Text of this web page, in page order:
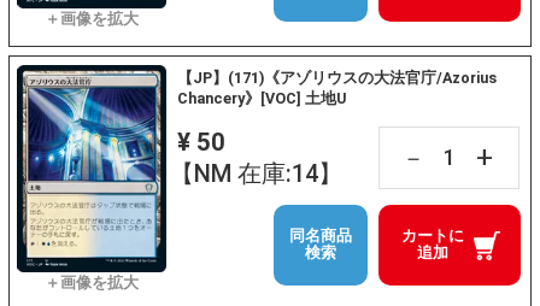
【JP】(171)《アゾリウスの大法官庁/Azorius
Chancery》[VOC] 土地U
¥ 50
【NM 在庫:14】
－ +
カートに
追加
同名商品
検索